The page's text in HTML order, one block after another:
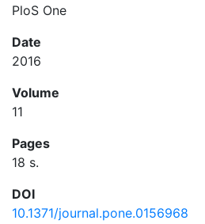
PloS One
Date
2016
Volume
11
Pages
18 s.
DOI
10.1371/journal.pone.0156968